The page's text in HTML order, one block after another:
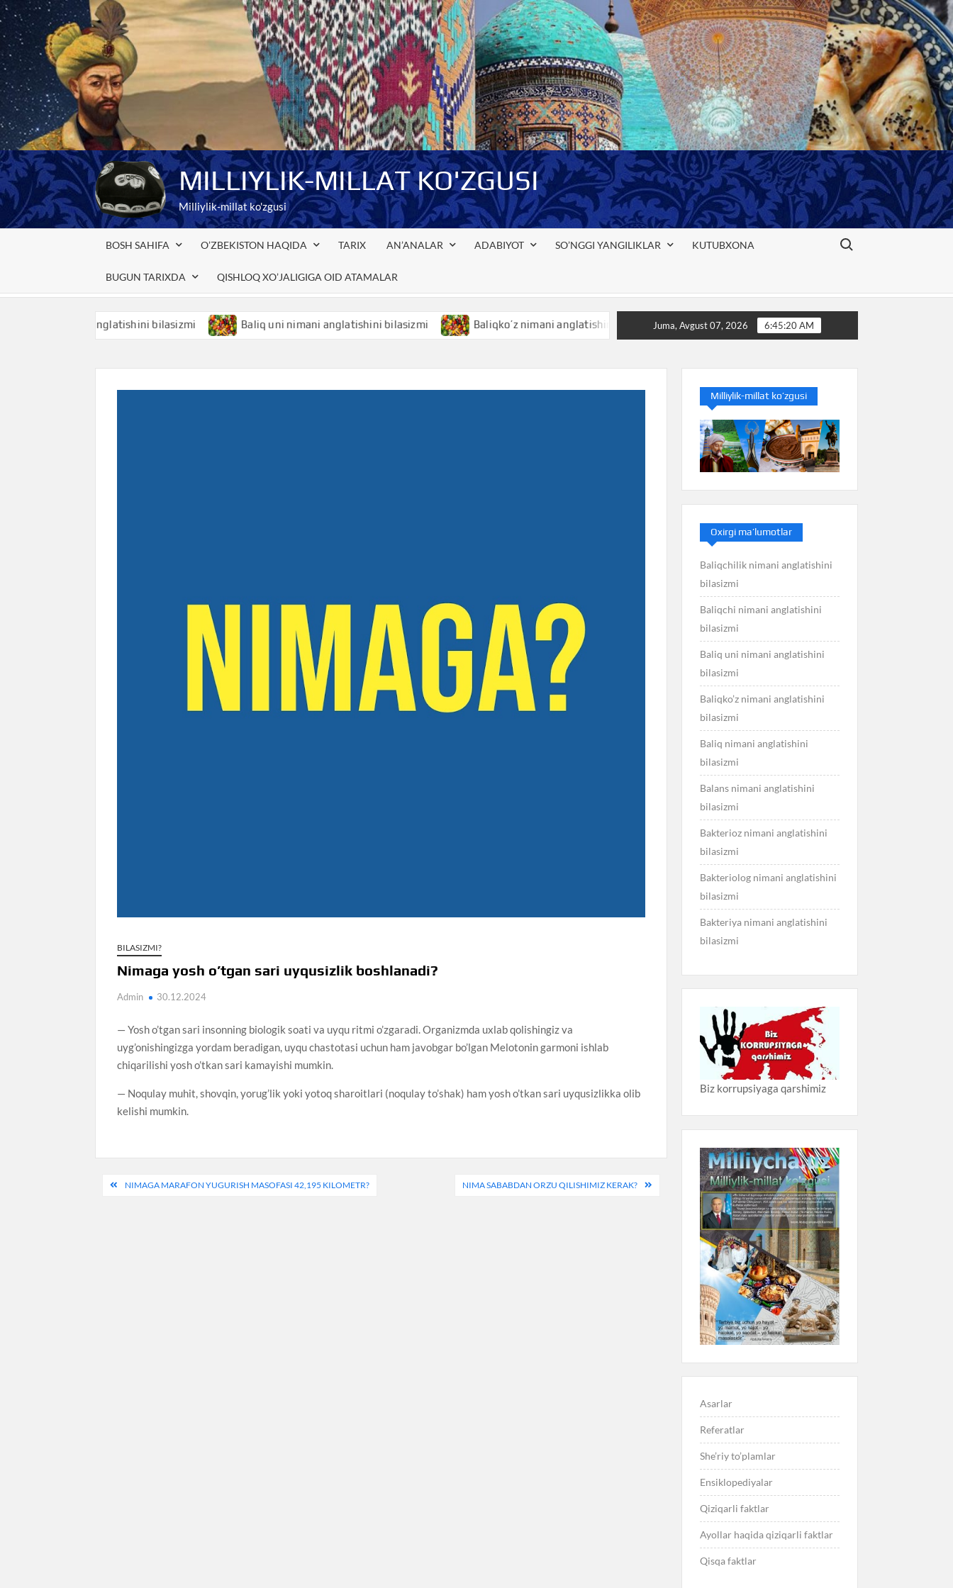
Skip
to
content
MILLIYLIK-MILLAT KO'ZGUSI
Milliylik-millat ko'zgusi
BOSH SAHIFA O’ZBEKISTON HAQIDA TARIX AN’ANALAR ADABIYOT SO’NGGI YANGILIKLAR KUTUBXONA
BUGUN TARIXDA QISHLOQ XO’JALIGIGA OID ATAMALAR
Search for:
nimani anglatishini bilasizmi Baliq uni nimani anglatishini bilasizmi Baliqko’z nimani anglatishini bilasizmi Baliq nimani anglatishini bilasizmi
Juma, Avgust 07, 2026 6:45:21 AM
BILASIZMI?
Nimaga yosh o’tgan sari uyqusizlik boshlanadi?
Admin 30.12.2024
— Yosh o’tgan sari insonning biologik soati va uyqu ritmi o’zgaradi. Organizmda uxlab qolishingiz va
uyg’onishingizga yordam beradigan, uyqu chastotasi uchun ham javobgar bo’lgan Melotonin garmoni ishlab
chiqarilishi yosh o’tkan sari kamayishi mumkin.
— Noqulay muhit, shovqin, yorug’lik yoki yotoq sharoitlari (noqulay to’shak) ham yosh o’tkan sari uyqusizlikka olib
kelishi mumkin.
PostNIMAGA MARAFON YUGURISH MASOFASI 42,195 KILOMETR? NIMA SABABDAN ORZU QILISHIMIZ KERAK?
Milliylik-millat ko’zgusi
Oxirgi ma’lumotlar
Baliqchilik nimani anglatishini
bilasizmi
Baliqchi nimani anglatishini
bilasizmi
Baliq uni nimani anglatishini
bilasizmi
Baliqko’z nimani anglatishini
bilasizmi
Baliq nimani anglatishini
bilasizmi
Balans nimani anglatishini
bilasizmi
Bakterioz nimani anglatishini
bilasizmi
Bakteriolog nimani anglatishini
bilasizmi
Bakteriya nimani anglatishini
bilasizmi
Biz korrupsiyaga qarshimiz
Asarlar
Referatlar
She’riy to’plamlar
Ensiklopediyalar
Qiziqarli faktlar
Ayollar haqida qiziqarli faktlar
Qisqa faktlar